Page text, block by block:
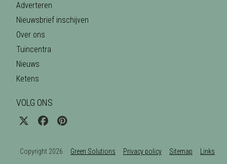
Adverteren
Nieuwsbrief inschijven
Over ons
Tuincentra
Nieuws
Ketens
VOLG ONS
Copyright 2026 Green Solutions Privacy policy Sitemap Links